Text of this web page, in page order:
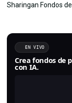
EN VIVO
Crea fondos de
con IA.